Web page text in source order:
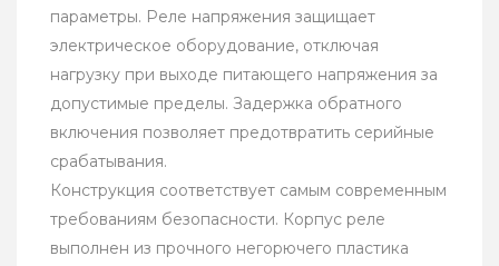
параметры. Реле напряжения защищает
электрическое оборудование, отключая
нагрузку при выходе питающего напряжения за
допустимые пределы. Задержка обратного
включения позволяет предотвратить серийные
срабатывания.
Конструкция соответствует самым современным
требованиям безопасности. Корпус реле
выполнен из прочного негорючего пластика